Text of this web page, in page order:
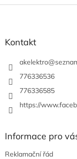
Z
Kontakt
akelektro@
776336536
776336585
https://
Informace pro
Reklamační řád